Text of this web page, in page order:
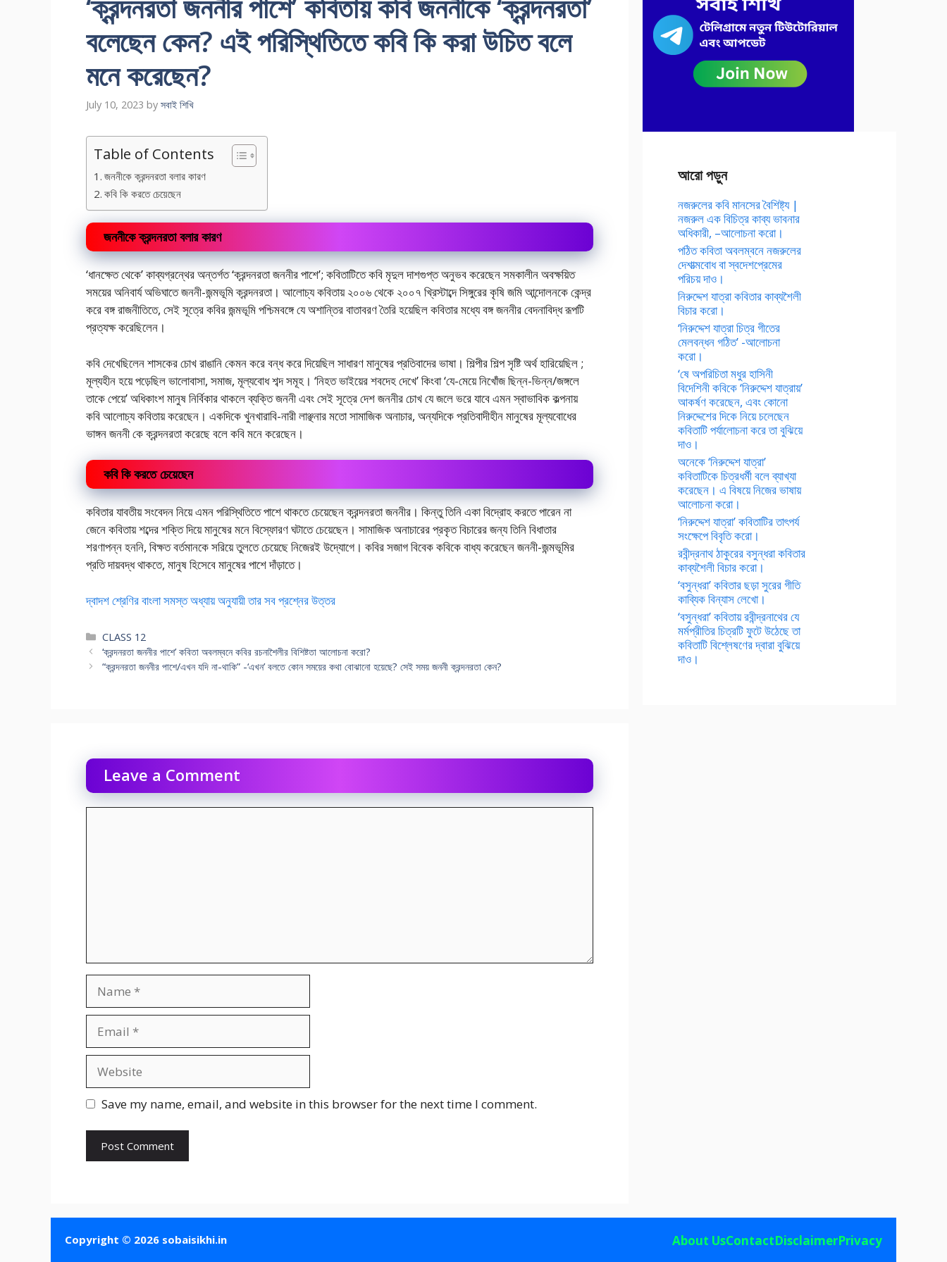
বলেছেন কেন? এই পরিস্থিতিতে কবি কি করা উচিত বলে
মনে করেছেন?
July 10, 2023 by সবাই শিখি
Table of Contents
জননীকে ক্রন্দনরতা বলার কারণ
কবি কি করতে চেয়েছেন
জননীকে ক্রন্দনরতা বলার কারণ
‘ধানক্ষেত থেকে’ কাব্যগ্রন্থের অন্তর্গত ‘ক্রন্দনরতা জননীর পাশে’; কবিতাটিতে কবি মৃদুল দাশগুপ্ত অনুভব করেছেন সমকালীন অবক্ষয়িত
সময়ের অনিবার্য অভিঘাতে জননী-জন্মভূমি ক্রন্দনরতা। আলোচ্য কবিতায় ২০০৬ থেকে ২০০৭ খ্রিস্টাব্দে সিঙ্গুরের কৃষি জমি আন্দোলনকে কেন্দ্র
করে বঙ্গ রাজনীতিতে, সেই সূত্রে কবির জন্মভূমি পশ্চিমবঙ্গে যে অশান্তির বাতাবরণ তৈরি হয়েছিল কবিতার মধ্যে বঙ্গ জননীর বেদনাবিদ্ধ রূপটি
প্রত্যক্ষ করেছিলেন।
কবি দেখেছিলেন শাসকের চোখ রাঙানি কেমন করে বন্ধ করে দিয়েছিল সাধারণ মানুষের প্রতিবাদের ভাষা। শিল্পীর শিল্প সৃষ্টি অর্থ হারিয়েছিল ;
মূল্যহীন হয়ে পড়েছিল ভালোবাসা, সমাজ, মূল্যবোধ শব্দ সমূহ। ‘নিহত ভাইয়ের শবদেহ দেখে’ কিংবা ‘যে-মেয়ে নিখোঁজ ছিন্ন-ভিন্ন/জঙ্গলে
তাকে পেয়ে’ অধিকাংশ মানুষ নির্বিকার থাকলে ব্যক্তি জননী এবং সেই সূত্রে দেশ জননীর চোখ যে জলে ভরে যাবে এমন স্বাভাবিক কল্পনায়
কবি আলোচ্য কবিতায় করেছেন। একদিকে খুনখারাবি-নারী লাঞ্ছনার মতো সামাজিক অনাচার, অন্যদিকে প্রতিবাদীহীন মানুষের মূল্যবোধের
ভাঙ্গন জননী কে ক্রন্দনরতা করেছে বলে কবি মনে করেছেন।
কবি কি করতে চেয়েছেন
কবিতার যাবতীয় সংবেদন নিয়ে এমন পরিস্থিতিতে পাশে থাকতে চেয়েছেন ক্রন্দনরতা জননীর। কিন্তু তিনি একা বিদ্রোহ করতে পারেন না
জেনে কবিতায় শব্দের শক্তি দিয়ে মানুষের মনে বিস্ফোরণ ঘটাতে চেয়েছেন। সামাজিক অনাচারের প্রকৃত বিচারের জন্য তিনি বিধাতার
শরণাপন্ন হননি, বিক্ষত বর্তমানকে সরিয়ে তুলতে চেয়েছে নিজেরই উদ্যোগে। কবির সজাগ বিবেক কবিকে বাধ্য করেছেন জননী-জন্মভূমির
প্রতি দায়বদ্ধ থাকতে, মানুষ হিসেবে মানুষের পাশে দাঁড়াতে।
দ্বাদশ শ্রেণির বাংলা সমস্ত অধ্যায় অনুযায়ী তার সব প্রশ্নের উত্তর
Categories
CLASS 12
‘ক্রন্দনরতা জননীর পাশে’ কবিতা অবলম্বনে কবির রচনাশৈলীর বিশিষ্টতা আলোচনা করো?
“ক্রন্দনরতা জননীর পাশে/এখন যদি না-থাকি” -‘এখন’ বলতে কোন সময়ের কথা বোঝানো হয়েছে? সেই সময় জননী ক্রন্দনরতা কেন?
Leave a Comment
Save my name, email, and website in this browser for the next time I comment.
আরো পড়ুন
নজরুলের কবি মানসের বৈশিষ্ট্য |
নজরুল এক বিচিত্র কাব্য ভাবনার
অধিকারী, –আলোচনা করো।
পঠিত কবিতা অবলম্বনে নজরুলের
দেশাত্মবোধ বা স্বদেশপ্রেমের
পরিচয় দাও।
নিরুদ্দেশ যাত্রা কবিতার কাব্যশৈলী
বিচার করো।
‘নিরুদ্দেশ যাত্রা চিত্র গীতের
মেলবন্ধন গঠিত’ -আলোচনা
করো।
‘ষে অপরিচিতা মধুর হাসিনী
বিদেশিনী কবিকে ‘নিরুদ্দেশ যাত্রায়’
আকর্ষণ করেছেন, এবং কোনো
নিরুদ্দেশের দিকে নিয়ে চলেছেন
কবিতাটি পর্যালোচনা করে তা বুঝিয়ে
দাও।
অনেকে ‘নিরুদ্দেশ যাত্রা’
কবিতাটিকে চিত্রধর্মী বলে ব্যাখ্যা
করেছেন। এ বিষয়ে নিজের ভাষায়
আলোচনা করো।
‘নিরুদ্দেশ যাত্রা’ কবিতাটির তাৎপর্য
সংক্ষেপে বিবৃতি করো।
রবীন্দ্রনাথ ঠাকুরের বসুন্ধরা কবিতার
কাব্যশৈলী বিচার করো।
‘বসুন্ধরা’ কবিতার ছড়া সুরের গীতি
কাব্যিক বিন্যাস লেখো।
‘বসুন্ধরা’ কবিতায় রবীন্দ্রনাথের যে
মর্মপ্রীতির চিত্রটি ফুটে উঠেছে তা
কবিতাটি বিশ্লেষণের দ্বারা বুঝিয়ে
দাও।
Copyright © 2026 sobaisikhi.in About UsContactDisclaimerPrivacy